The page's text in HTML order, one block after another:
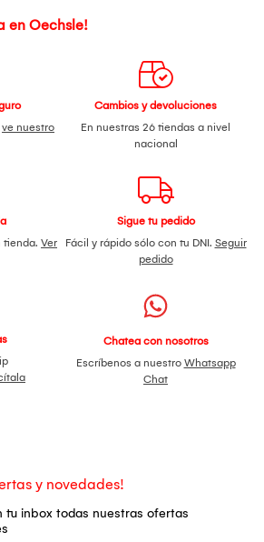
en Oechsle!
ve nuestro
Cambios y devoluciones
En nuestras 26 tiendas a nivel
nacional
tienda. Ver
Sigue tu pedido
Fácil y rápido sólo con tu DNI. Seguir
pedido
Chatea con nosotros
Escríbenos a nuestro Whatsapp
Chat
y novedades!
tu inbox todas nuestras ofertas